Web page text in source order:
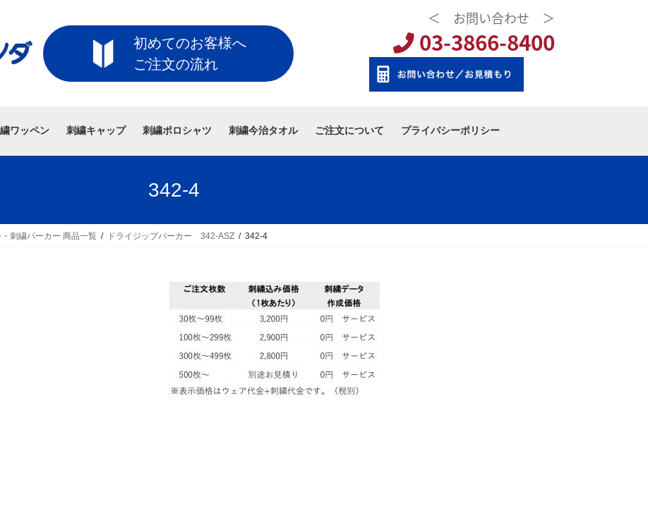
初めてのお客様へ
ご注文の流れ
＜ お問い合わせ ＞
03-3866-8400
ワッペン 刺繍キャップ 刺繍ポロシャツ 刺繍今治タオル ご注文について プライバシーポリシー
342-4
刺繍パーカー 商品一覧 ドライジップパーカー 342-ASZ 342-4